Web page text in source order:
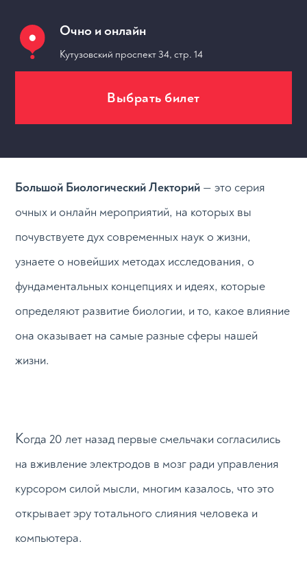
Очно и онлайн
Кутузовский проспект 34, стр. 14
Выбрать билет
Большой Биологический Лекторий — это серия
очных и онлайн мероприятий, на которых вы
почувствуете дух современных наук о жизни,
узнаете о новейших методах исследования, о
фундаментальных концепциях и идеях, которые
определяют развитие биологии, и то, какое влияние
она оказывает на самые разные сферы нашей
жизни.
Когда 20 лет назад первые смельчаки согласились
на вживление электродов в мозг ради управления
курсором силой мысли, многим казалось, что это
открывает эру тотального слияния человека и
компьютера.